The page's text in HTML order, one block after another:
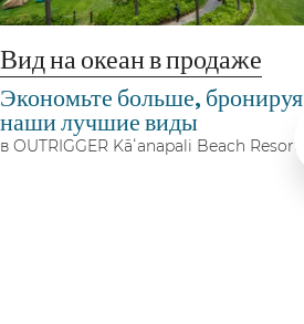
Вид на океан в продаже
Экономьте больше, бронируя
наши лучшие виды
в OUTRIGGER Kāʻanapali Beach Resort